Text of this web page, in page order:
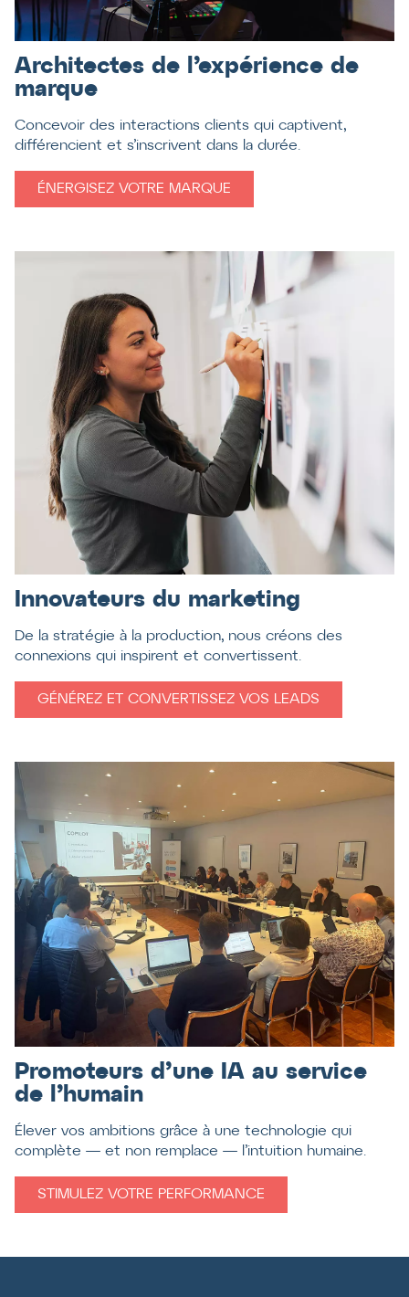
Architectes de l’expérience de
marque
Concevoir des interactions clients qui captivent,
différencient et s’inscrivent dans la durée.
ÉNERGISEZ VOTRE MARQUE
Innovateurs du marketing
De la stratégie à la production, nous créons des
connexions qui inspirent et convertissent.
GÉNÉREZ ET CONVERTISSEZ VOS LEADS
Promoteurs d’une IA au service
de l’humain
Élever vos ambitions grâce à une technologie qui
complète — et non remplace — l’intuition humaine.
STIMULEZ VOTRE PERFORMANCE